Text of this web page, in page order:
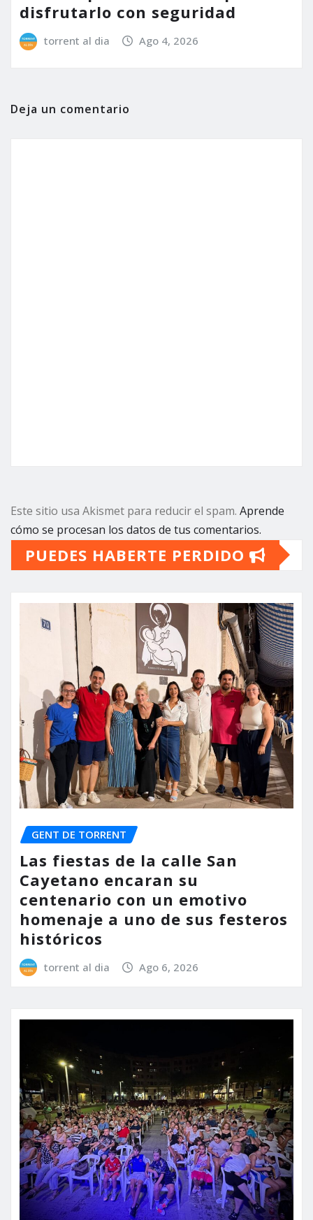
disfrutarlo con seguridad
torrent al dia Ago 4, 2026
Deja un comentario
Este sitio usa Akismet para reducir el spam. Aprende
cómo se procesan los datos de tus comentarios.
PUEDES HABERTE PERDIDO
GENT DE TORRENT
Las fiestas de la calle San
Cayetano encaran su
centenario con un emotivo
homenaje a uno de sus festeros
históricos
torrent al dia Ago 6, 2026